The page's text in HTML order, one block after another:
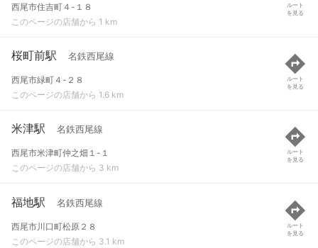
西尾市住吉町４-１８
このページの店舗から 1 km
ルート
を見る
桜町前駅 名鉄西尾線
西尾市緑町４-２８
このページの店舗から 1.6 km
ルート
を見る
米津駅 名鉄西尾線
西尾市米津町仲之畑１-１
このページの店舗から 3 km
ルート
を見る
福地駅 名鉄西尾線
西尾市川口町松原２８
このページの店舗から 3.1 km
ルート
を見る